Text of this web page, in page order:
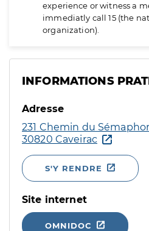
experience or witness a
immediatly call 15 (the
organization).
INFORMATIONS
Adresse
231 Chemin du
30820 Caveirac
S'Y RENDRE
Site internet
OMNIDOC